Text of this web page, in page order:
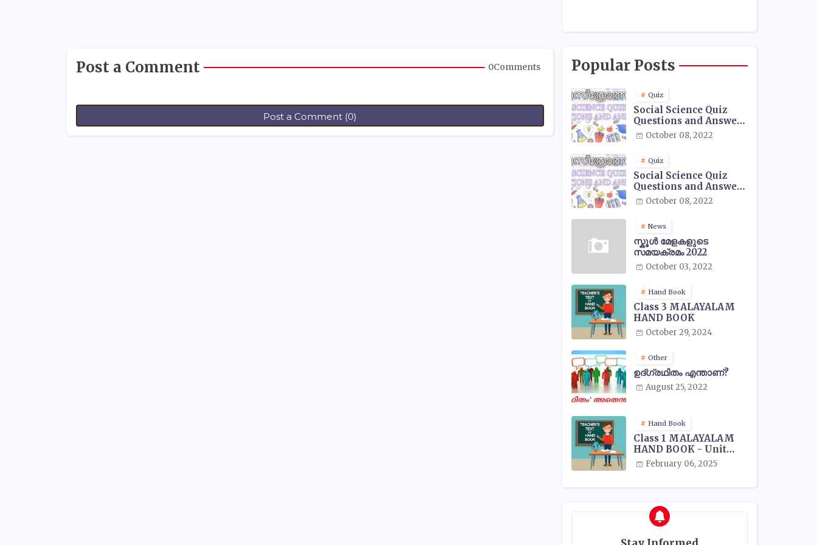
Post a Comment 0Comments
Post a Comment (0)
Popular Posts
Quiz
Social Science Quiz
Questions and Answers
- 01October 08, 2022
Quiz
Social Science Quiz
Questions and Answers
- 02October 08, 2022
News
സ്കൂൾ മേളകളുടെ
സമയക്രമം 2022
October 03, 2022
Hand Book
Class 3 MALAYALAM
HAND BOOK
October 29, 2024
Other
ഉദ്ഗ്രഥിതം എന്താണ്?
August 25, 2022
Hand Book
Class 1 MALAYALAM
HAND BOOK - Unit
WiseFebruary 06, 2025